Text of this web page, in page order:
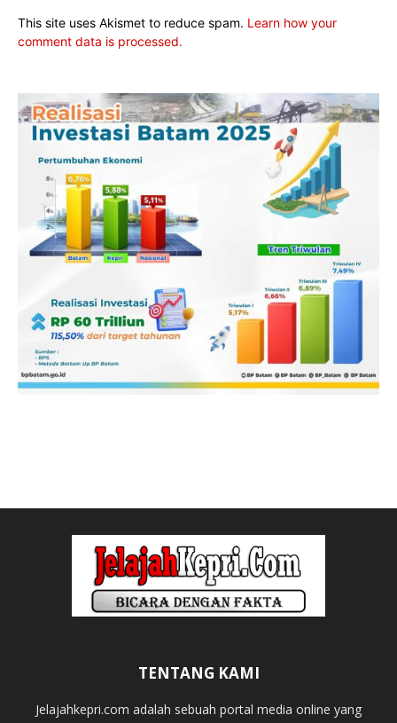
This site uses Akismet to reduce spam. Learn how your
comment data is processed.
TENTANG KAMI
Jelajahkepri.com adalah sebuah portal media online yang